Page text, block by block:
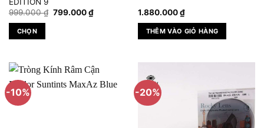
999.000₫ Giá
799.000₫Giá
hiện
CHỌN
này
có
nhiều
biến
1.880.000₫
THÊM VÀO GIỎ HÀNG
-10% -20%